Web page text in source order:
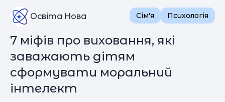
Освіта Нова Сім'я Психологія
7 міфів про виховання, які
заважають дітям
сформувати моральний
інтелект